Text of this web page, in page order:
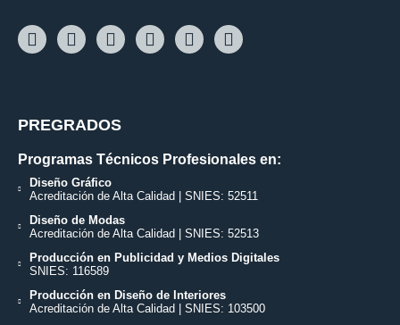
PREGRADOS
Programas Técnicos Profesionales en:
Diseño Gráfico
Acreditación de Alta Calidad | SNIES: 52511
Diseño de Modas
Acreditación de Alta Calidad | SNIES: 52513
Producción en Publicidad y Medios Digitales
SNIES: 116589
Producción en Diseño de Interiores
Acreditación de Alta Calidad | SNIES: 103500